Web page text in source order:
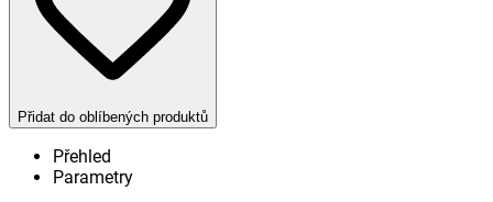
Přidat do oblíbených produktů
Přehled
Parametry